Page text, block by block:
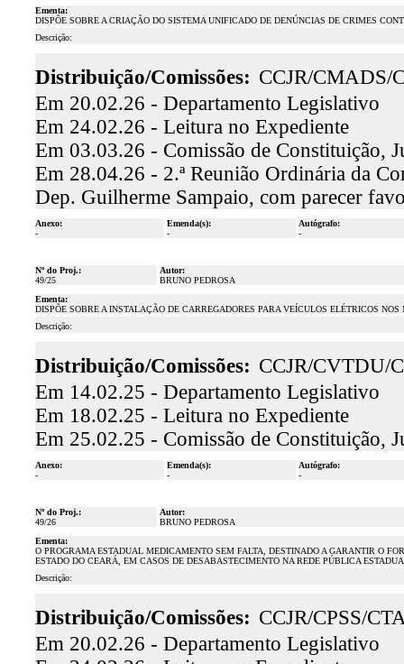
Ementa:
DISPÕE SOBRE A CRIAÇÃO DO SISTEMA UNIFICADO DE DENÚNCIAS DE CRIMES
Descrição:
Distribuição/Comissões: CCJR/CMADS/
Em 20.02.26 - Departamento Legislativo
Em 24.02.26 - Leitura no Expediente
Em 03.03.26 - Comissão de Constituição,
Em 28.04.26 - 2.ª Reunião Ordinária da
Dep. Guilherme Sampaio, com parecer
Anexo:
-
Emenda(s):
-
Autógrafo:
-
Nº do Proj.:
49/25
Autor:
BRUNO PEDROSA
Ementa:
DISPÕE SOBRE A INSTALAÇÃO DE CARREGADORES PARA VEÍCULOS ELÉTRICOS
Descrição:
Distribuição/Comissões: CCJR/CVTDU/
Em 14.02.25 - Departamento Legislativo
Em 18.02.25 - Leitura no Expediente
Em 25.02.25 - Comissão de Constituição,
Anexo:
-
Emenda(s):
-
Autógrafo:
-
Nº do Proj.:
49/26
Autor:
BRUNO PEDROSA
Ementa:
O PROGRAMA ESTADUAL MEDICAMENTO SEM FALTA, DESTINADO A GARANTIR O
ESTADO DO CEARÁ, EM CASOS DE DESABASTECIMENTO NA REDE PÚBLICA
Descrição:
Distribuição/Comissões: CCJR/CPSS/
Em 20.02.26 - Departamento Legislativo